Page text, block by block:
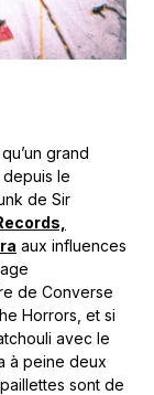
grand
le
de Sir
aux influences
de Converse
Horrors, et si
avec le
à peine deux
sont de